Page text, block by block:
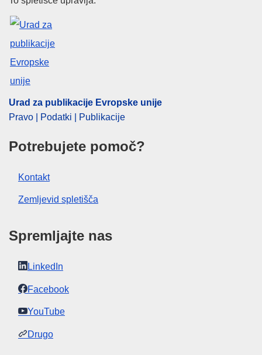
Področjedenar,devizni tečaj
CELEX : C/2025/02323
ELI :C/2025/2323/oj
OJ : C_202502323
pdfa2a
Urad za publikacije Evropske unije
Pravo | Podatki | Publikacije
Potrebujete pomoč?
Kontakt
Zemljevid spletišča
Spremljajte nas
LinkedIn
Facebook
YouTube
Drugo